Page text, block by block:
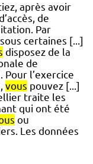
après avoir
de
Par
certaines [...]
disposez de la
de
l’exercice
vous pouvez [...]
traite les
qui ont été
ou
Les données